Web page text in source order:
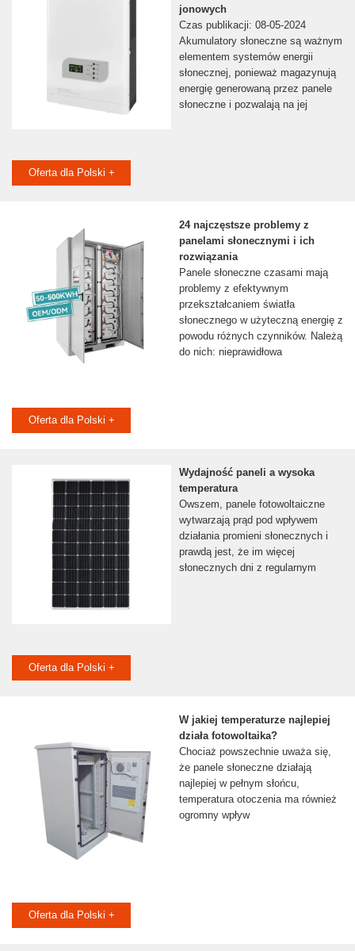
jonowych
Czas publikacji: 08-05-2024
Akumulatory słoneczne są ważnym
elementem systemów energii
słonecznej, ponieważ magazynują
energię generowaną przez panele
słoneczne i pozwalają na jej
Oferta dla Polski +
24 najczęstsze problemy z
panelami słonecznymi i ich
rozwiązania
Panele słoneczne czasami mają
problemy z efektywnym
przekształcaniem światła
słonecznego w użyteczną energię z
powodu różnych czynników. Należą
do nich: nieprawidłowa
Oferta dla Polski +
Wydajność paneli a wysoka
temperatura
Owszem, panele fotowoltaiczne
wytwarzają prąd pod wpływem
działania promieni słonecznych i
prawdą jest, że im więcej
słonecznych dni z regularnym
Oferta dla Polski +
W jakiej temperaturze najlepiej
działa fotowoltaika?
Chociaż powszechnie uważa się,
że panele słoneczne działają
najlepiej w pełnym słońcu,
temperatura otoczenia ma również
ogromny wpływ
Oferta dla Polski +